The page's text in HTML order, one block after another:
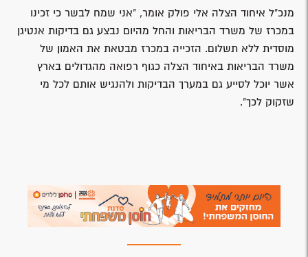
מנכ"ל איחוד הצלה אלי פולק אומר, "אני שמח לבשר כי זכינו
במכרז של משרד הבריאות והחל מהיום נבצע גם בדיקות אנטיגן
מוסדית ללא תשלום. הזכייה במכרז מבטאת את האמון של
משרד הבריאות באיחוד הצלה כגוף רפואה מהגדולים בארץ
אשר יוכל לסייע גם במערך הבדיקות ולהנגיש אותם לכל מי
שזקוק לכך".